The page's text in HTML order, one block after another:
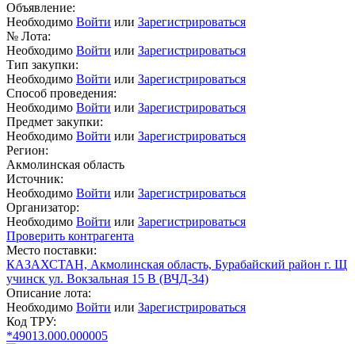
Объявление:
Необходимо Войти или Зарегистрироваться
№ Лота:
Необходимо Войти или Зарегистрироваться
Тип закупки:
Необходимо Войти или Зарегистрироваться
Способ проведения:
Необходимо Войти или Зарегистрироваться
Предмет закупки:
Необходимо Войти или Зарегистрироваться
Регион:
Акмолинская область
Источник:
Необходимо Войти или Зарегистрироваться
Организатор:
Необходимо Войти или Зарегистрироваться
Проверить контрагента
Место поставки:
КАЗАХСТАН, Акмолинская область, Бурабайский район г. Щ
учинск ул. Вокзальная 15 В (ВЧД-34)
Описание лота:
Необходимо Войти или Зарегистрироваться
Код ТРУ:
*49013.000.000005